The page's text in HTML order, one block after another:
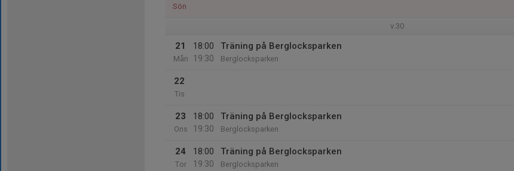
Sön
v.30
21
Mån
18:00
19:30
Träning på Berglocksparken
Berglocksparken
22
Tis
23
Ons
18:00
19:30
Träning på Berglocksparken
Berglocksparken
24
Tor
18:00
19:30
Träning på Berglocksparken
Berglocksparken